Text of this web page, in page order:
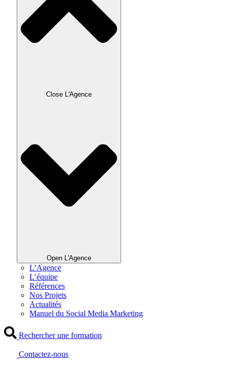
Close L'Agence
Open L'Agence
L’Agence
L’équipe
Références
Nos Projets
Actualités
Manuel du Social Media Marketing
Rechercher une formation
Contactez-nous